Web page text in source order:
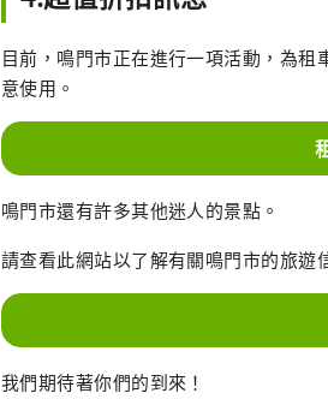
目前，鳴門市正在進行一項活動，為
意使用。
鳴門市還有許多其他迷人的景點。
請查看此網站以了解有關鳴門市的旅遊
我們期待著你們的到來！